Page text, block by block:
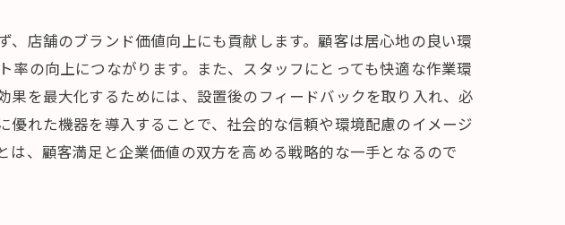
店舗のブランド価値向上にも貢献します。顧客は居心地の良い環
の向上につながります。また、スタッフにとっても快適な作業環
を最大化するためには、設置後のフィードバックを取り入れ、必
れた機器を導入することで、社会的な信頼や環境配慮のイメージ
、顧客満足と企業価値の双方を高める戦略的な一手となるので